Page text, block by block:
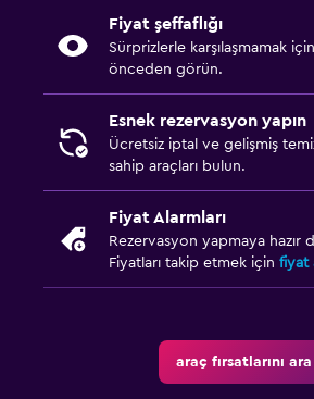
Fiyat şeffaflığı
Sürprizlerle karşılaşmamak
önceden görün.
Esnek rezervasyon yapın
Ücretsiz iptal ve gelişmiş
sahip araçları bulun.
Fiyat Alarmları
Rezervasyon yapmaya hazır
Fiyatları takip etmek için fiyat
araç fırsatlarını ara